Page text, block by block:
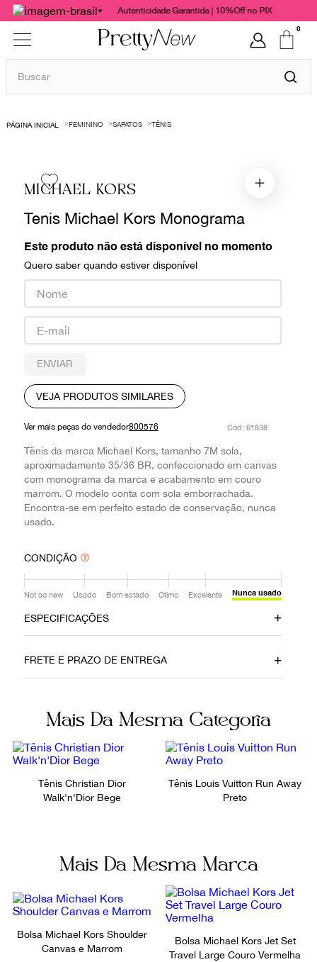
Autenticidade Garantida | 10%Off no PIX
0
Buscar
FEMININO SAPATOS TÊNIS
MICHAEL KORS
Tenis Michael Kors Monograma
Este produto não está disponível no momento
Quero saber quando estiver disponível
ENVIAR
VEJA PRODUTOS SIMILARES
Ver mais peças do vendedor800576 : 61838
Tênis da marca Michael Kors, tamanho 7M sola,
aproximadamente 35/36 BR, confeccionado em canvas
com monograma da marca e acabamento em couro
marrom. O modelo conta com sola emborrachada.
Encontra-se em perfeito estado de conservação, nunca
usado.
CONDIÇÃO
Not so new Usado Bom estado Ótimo Excelente Nunca usado
ESPECIFICAÇÕES
19032020 Canvas
Marrom Amarração
Fornecedor Ocasião
Dia a Dia
FRETE E PRAZO DE ENTREGA
Mais Da Mesma Categoria
Tênis Christian Dior
Walk'n'Dior Bege
Tênis Louis Vuitton Run Away
Preto
Mais Da Mesma Marca
Bolsa Michael Kors Shoulder
Canvas e Marrom
Bolsa Michael Kors Jet Set
Travel Large Couro Vermelha
1º
bolsas
chanel
paula raia
valentino
burberry
prada